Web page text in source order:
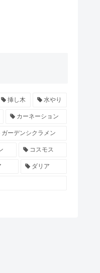
挿し木 水やり
カーネーション
ガーデンシクラメン
コスモス
ダリア